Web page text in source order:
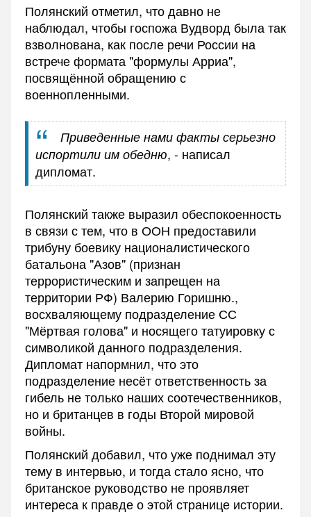
Полянский отметил, что давно не
наблюдал, чтобы госпожа Вудворд была так
взволнована, как после речи России на
встрече формата "формулы Арриа",
посвящённой обращению с
военнопленными.
Приведенные нами факты серьезно
испортили им обедню, - написал
дипломат.
Полянский также выразил обеспокоенность
в связи с тем, что в ООН предоставили
трибуну боевику националистического
батальона "Азов" (признан
террористическим и запрещен на
территории РФ) Валерию Горишню.,
восхваляющему подразделение СС
"Мёртвая голова" и носящего татуировку с
символикой данного подразделения.
Дипломат напормнил, что это
подразделение несёт ответственность за
гибель не только наших соотечественников,
но и британцев в годы Второй мировой
войны.
Полянский добавил, что уже поднимал эту
тему в интервью, и тогда стало ясно, что
британское руководство не проявляет
интереса к правде о этой странице истории.